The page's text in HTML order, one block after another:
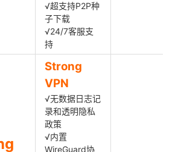
√超支持P2P种
子下载
√24/7客服支
持
Strong
VPN
√无数据日志记
录和透明隐私
政策
√内置
WireGuard协